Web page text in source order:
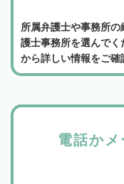
所属弁護士や事務所
護士事務所を選んで
から詳しい情報をご確
電話か